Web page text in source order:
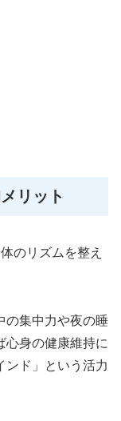
リット
のリズムを整え
の集中力や夜の睡
心身の健康維持に
ンド」という活力